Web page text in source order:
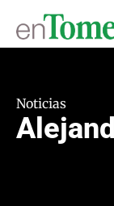
Noticias